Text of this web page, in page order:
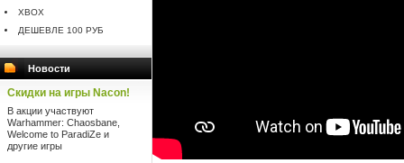
XBOX
ДЕШЕВЛЕ 100 РУБ
Новости
Скидки на игры Nacon!
В акции участвуют
Warhammer: Chaosbane,
Welcome to ParadiZe и
другие игры